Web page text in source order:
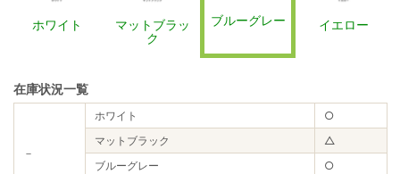
ホワイト
マットブラッ
ク
ブルーグレー イエロー
在庫状況一覧
－
ホワイト
○
マットブラック
△
ブルーグレー
○